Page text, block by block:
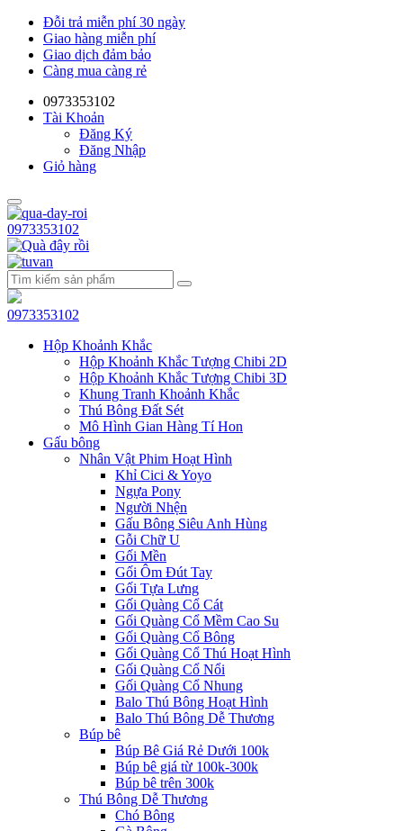
Đỗi trả miễn phí 30 ngày
Giao hàng miễn phí
Giao dịch đảm bảo
Càng mua càng rẻ
0973353102
Tài Khoản
Đăng Ký
Đăng Nhập
Giỏ hàng
0973353102
0973353102
Hộp Khoảnh Khắc
Hộp Khoảnh Khắc Tượng Chibi 2D
Hộp Khoảnh Khắc Tượng Chibi 3D
Khung Tranh Khoảnh Khắc
Thú Bông Đất Sét
Mô Hình Gian Hàng Tí Hon
Gấu bông
Nhân Vật Phim Hoạt Hình
Khỉ Cici & Yoyo
Ngựa Pony
Người Nhện
Gấu Bông Siêu Anh Hùng
Gỗi Chữ U
Gối Mền
Gối Ôm Đút Tay
Gối Tựa Lưng
Gối Quàng Cổ Cát
Gối Quàng Cổ Mềm Cao Su
Gối Quàng Cổ Bông
Gối Quàng Cổ Thú Hoạt Hình
Gối Quàng Cổ Nổi
Gối Quàng Cổ Nhung
Balo Thú Bông Hoạt Hình
Balo Thú Bông Dễ Thương
Búp bê
Búp Bê Giá Rẻ Dưới 100k
Búp bê giá từ 100k-300k
Búp bê trên 300k
Thú Bông Dễ Thương
Chó Bông